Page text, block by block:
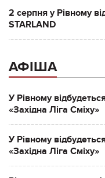
2 серпня у Рівному
STARLAND
АФІША
У Рівному
«Західна Ліга Сміху»
У Рівному
«Західна Ліга Сміху»